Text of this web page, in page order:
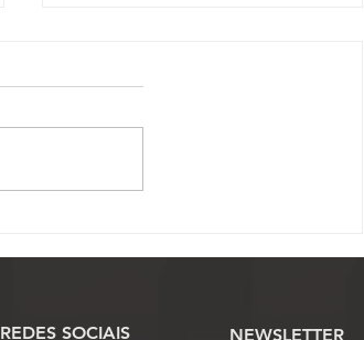
de Justiça para mobilização
REDES SOCIAIS NEWSLETTER